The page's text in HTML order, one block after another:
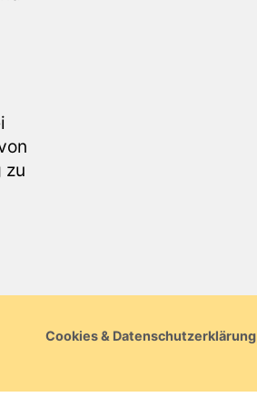
zu
Cookies & Datenschutzerklärung